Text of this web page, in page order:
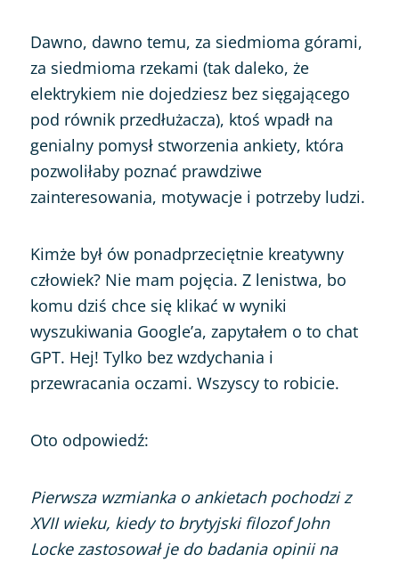
Dawno, dawno temu, za siedmioma górami,
za siedmioma rzekami (tak daleko, że
elektrykiem nie dojedziesz bez sięgającego
pod równik przedłużacza), ktoś wpadł na
genialny pomysł stworzenia ankiety, która
pozwoliłaby poznać prawdziwe
zainteresowania, motywacje i potrzeby ludzi.
Kimże był ów ponadprzeciętnie kreatywny
człowiek? Nie mam pojęcia. Z lenistwa, bo
komu dziś chce się klikać w wyniki
wyszukiwania Google’a, zapytałem o to chat
GPT. Hej! Tylko bez wzdychania i
przewracania oczami. Wszyscy to robicie.
Oto odpowiedź:
Pierwsza wzmianka o ankietach pochodzi z
XVII wieku, kiedy to brytyjski filozof John
Locke zastosował je do badania opinii na